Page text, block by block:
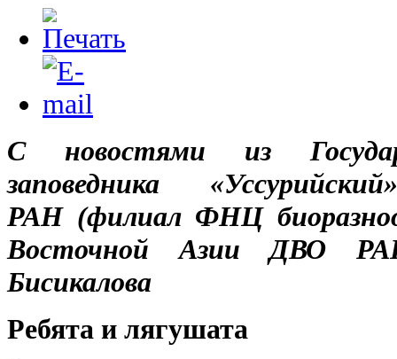
С новостями из
заповедника
РАН (филиал ФНЦ
Восточной Азии ДВО
Бисикалова
Ребята и лягушата